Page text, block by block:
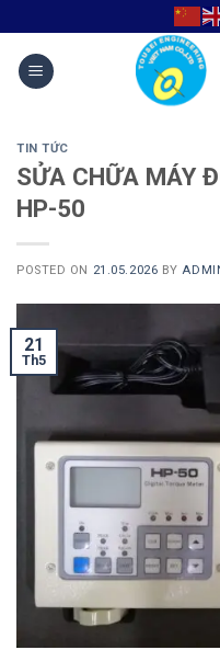
TIN TỨC
SỬA CHỮA MÁY
HP-50
POSTED ON 21.05.2026 BY
21
Th5